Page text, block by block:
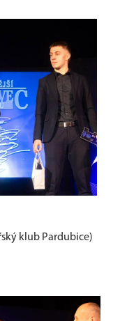
klub Pardubice)